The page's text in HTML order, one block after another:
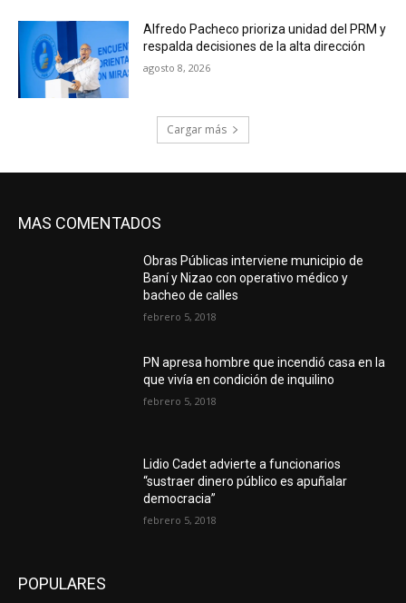
Alfredo Pacheco prioriza unidad del PRM y
respalda decisiones de la alta dirección
agosto 8, 2026
Cargar más
MAS COMENTADOS
Obras Públicas interviene municipio de
Baní y Nizao con operativo médico y
bacheo de calles
febrero 5, 2018
PN apresa hombre que incendió casa en la
que vivía en condición de inquilino
febrero 5, 2018
Lidio Cadet advierte a funcionarios
“sustraer dinero público es apuñalar
democracia”
febrero 5, 2018
POPULARES